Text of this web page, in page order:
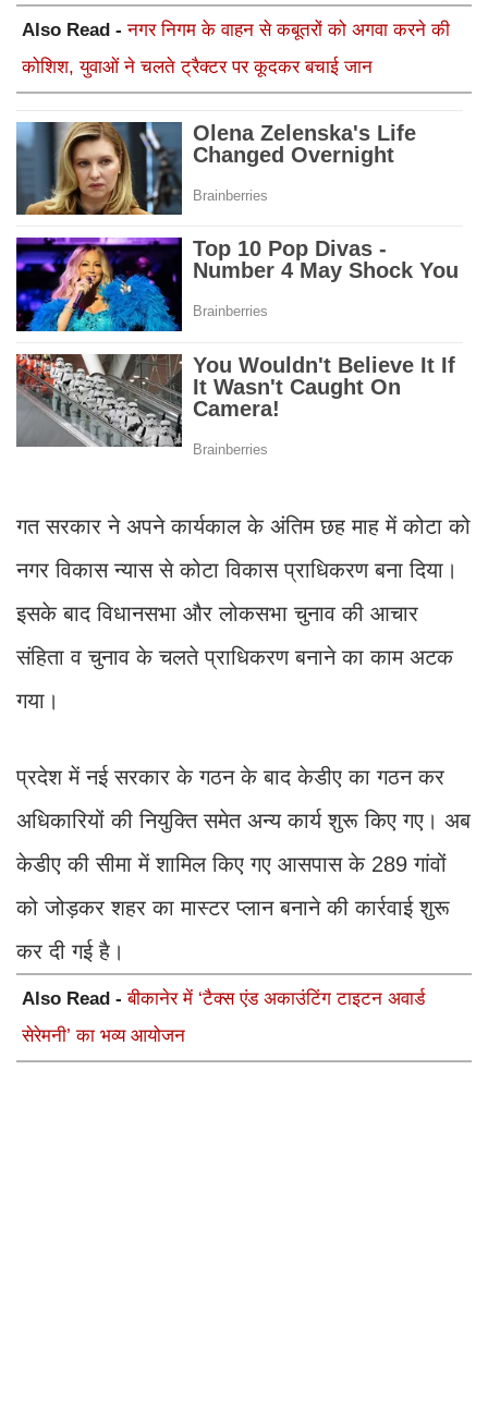
Also Read -नगर निगम के वाहन से कबूतरों को अगवा करने की
कोशिश, युवाओं ने चलते ट्रैक्टर पर कूदकर बचाई जान
गत सरकार ने अपने कार्यकाल के अंतिम छह माह में कोटा को
नगर विकास न्यास से कोटा विकास प्राधिकरण बना दिया।
इसके बाद विधानसभा और लोकसभा चुनाव की आचार
संहिता व चुनाव के चलते प्राधिकरण बनाने का काम अटक
गया।
प्रदेश में नई सरकार के गठन के बाद केडीए का गठन कर
अधिकारियों की नियुक्ति समेत अन्य कार्य शुरू किए गए। अब
केडीए की सीमा में शामिल किए गए आसपास के 289 गांवों
को जोड़कर शहर का मास्टर प्लान बनाने की कार्रवाई शुरू
कर दी गई है।
Also Read -बीकानेर में ‘टैक्स एंड अकाउंटिंग टाइटन अवार्ड
सेरेमनी’ का भव्य आयोजन